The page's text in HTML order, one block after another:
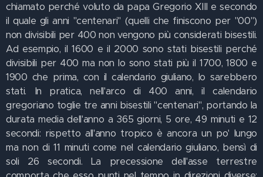
chiamato perché voluto da papa Gregorio XIII e secondo
il quale gli anni "centenari" (quelli che finiscono per "00")
non divisibili per 400 non vengono più considerati bisestili.
Ad esempio, il 1600 e il 2000 sono stati bisestili perché
divisibili per 400 ma non lo sono stati più il 1700, 1800 e
1900 che prima, con il calendario giuliano, lo sarebbero
stati. In pratica, nell'arco di 400 anni, il calendario
gregoriano toglie tre anni bisestili "centenari", portando la
durata media dell'anno a 365 giorni, 5 ore, 49 minuti e 12
secondi: rispetto all'anno tropico è ancora un po' lungo
ma non di 11 minuti come nel calendario giuliano, bensì di
soli 26 secondi. La precessione dell'asse terrestre